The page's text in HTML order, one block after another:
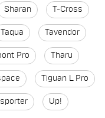
Sharan T-Cross
Taqua Tavendor
Pro Tharu
Tiguan L Pro
Up!